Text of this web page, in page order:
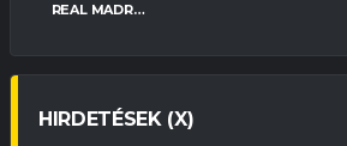
REAL MADRID
HIRDETÉSEK (X)